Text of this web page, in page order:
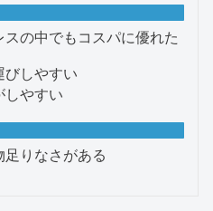
の中でもコスパに優れた
しやすい
しやすい
りなさがある